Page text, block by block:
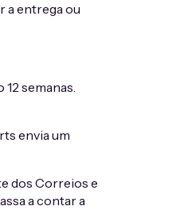
a entrega ou
semanas.
envia um
dos Correios e
a contar a